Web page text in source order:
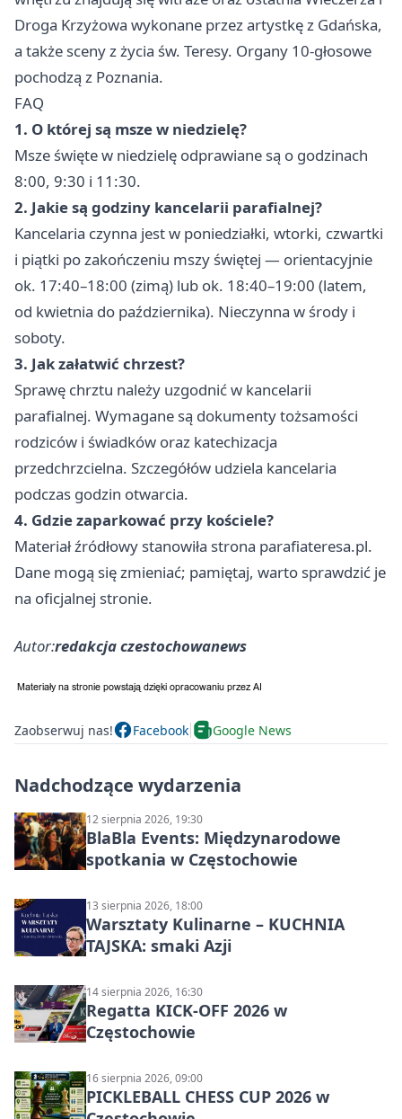
Droga Krzyżowa wykonane przez artystkę z Gdańska,
a także sceny z życia św. Teresy. Organy 10-głosowe
pochodzą z Poznania.
FAQ
1. O której są msze w niedzielę?
Msze święte w niedzielę odprawiane są o godzinach
8:00, 9:30 i 11:30.
2. Jakie są godziny kancelarii parafialnej?
Kancelaria czynna jest w poniedziałki, wtorki, czwartki
i piątki po zakończeniu mszy świętej — orientacyjnie
ok. 17:40–18:00 (zimą) lub ok. 18:40–19:00 (latem,
od kwietnia do października). Nieczynna w środy i
soboty.
3. Jak załatwić chrzest?
Sprawę chrztu należy uzgodnić w kancelarii
parafialnej. Wymagane są dokumenty tożsamości
rodziców i świadków oraz katechizacja
przedchrzcielna. Szczegółów udziela kancelaria
podczas godzin otwarcia.
4. Gdzie zaparkować przy kościele?
Materiał źródłowy stanowiła strona parafiateresa.pl.
Dane mogą się zmieniać; pamiętaj, warto sprawdzić je
na oficjalnej stronie.
Autor:redakcja czestochowanews
Zaobserwuj nas! Facebook Google News
Nadchodzące wydarzenia
12 sierpnia 2026, 19:30
BlaBla Events: Międzynarodowe
spotkania w Częstochowie
13 sierpnia 2026, 18:00
Warsztaty Kulinarne – KUCHNIA
TAJSKA: smaki Azji
14 sierpnia 2026, 16:30
Regatta KICK-OFF 2026 w
Częstochowie
16 sierpnia 2026, 09:00
PICKLEBALL CHESS CUP 2026 w